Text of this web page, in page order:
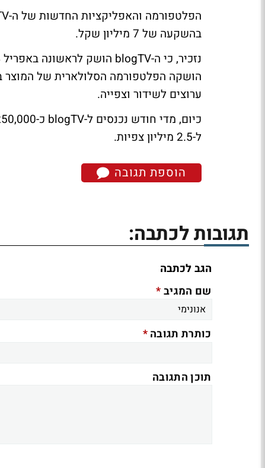
בהשקעה של 7 מיליון שקל.
ערוצים לשידור וצפייה.
ל-2.5 מיליון צפיות.
הוספת תגובה
תגובות לכתבה:
הגב לכתבה
שם המגיב*
כותרת תגובה*
תוכן התגובה